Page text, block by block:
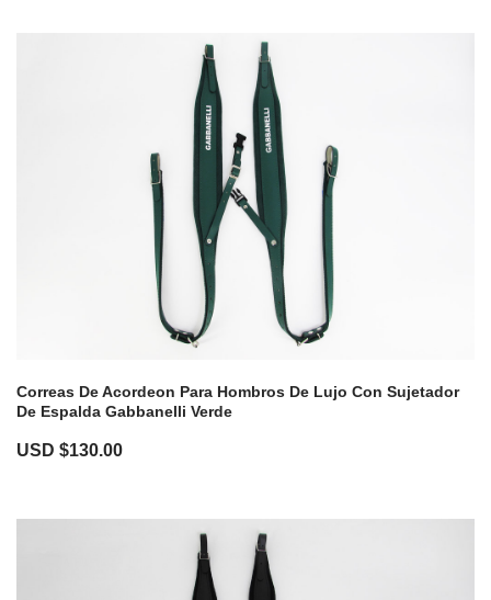
Correas De Acordeon Para Hombros De Lujo Con Sujetador
De Espalda Gabbanelli Verde
USD $130.00